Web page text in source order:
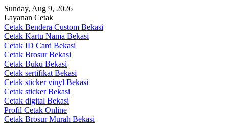
Skip
to
content
Sunday, Aug 9, 2026
Layanan Cetak
Cetak Bendera Custom Bekasi
Cetak Kartu Nama Bekasi
Cetak ID Card Bekasi
Cetak Brosur Bekasi
Cetak Buku Bekasi
Cetak sertifikat Bekasi
Cetak sticker vinyl Bekasi
Cetak sticker Bekasi
Cetak digital Bekasi
Profil Cetak Online
Cetak Brosur Murah Bekasi